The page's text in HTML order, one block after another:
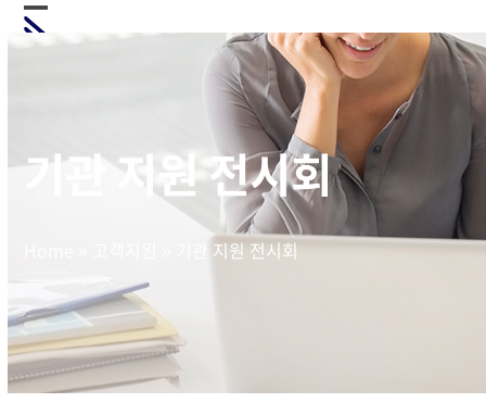
Skip
to Open
Close
기관 지원 전시회
기관 지원 전시회